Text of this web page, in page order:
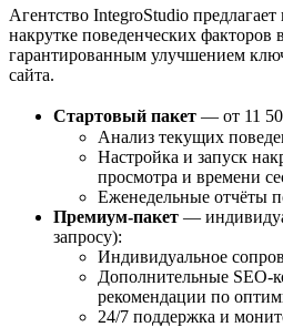
Агентство IntegroStudio
накрутке поведенческих факторов
гарантированным улучшением
сайта.
Стартовый пакет — от 11
Анализ текущих
Настройка и запуск
просмотра и времени
Еженедельные отчёты
Премиум-пакет —
запросу):
Индивидуальное
Дополнительные SEO-
рекомендации по
24/7 поддержка и